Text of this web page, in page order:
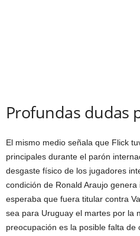
Profundas dudas
El mismo medio señala que Flick
principales durante el parón
desgaste físico de los jugadores
condición de Ronald Araujo
esperaba que fuera titular contra
sea para Uruguay el martes por la
preocupación es la posible falta de